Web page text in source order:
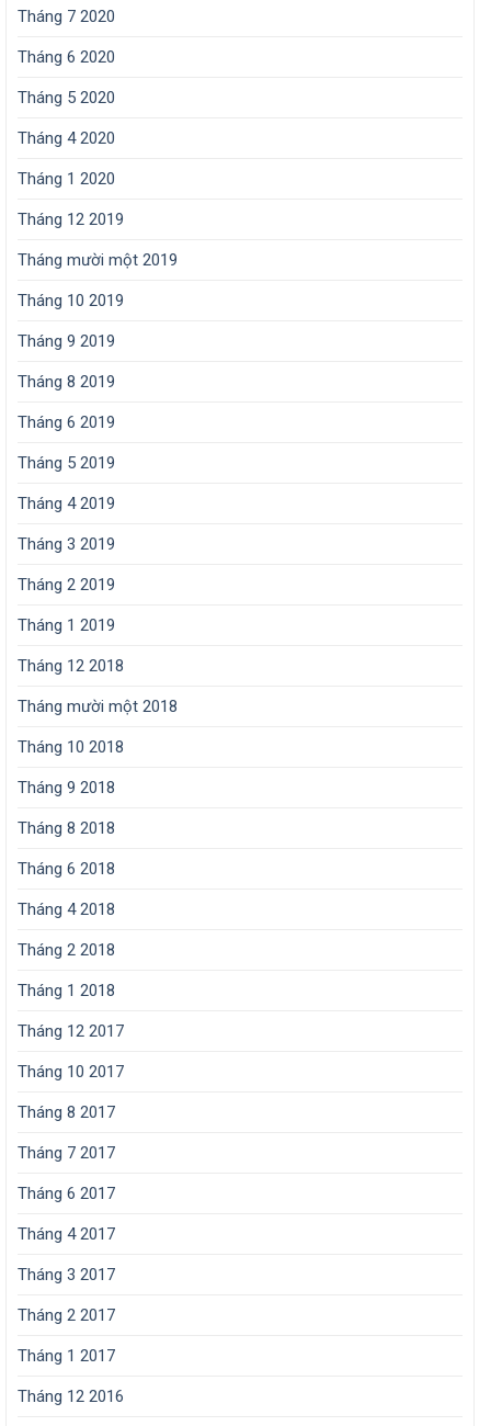
Tháng 7 2020
Tháng 6 2020
Tháng 5 2020
Tháng 4 2020
Tháng 1 2020
Tháng 12 2019
Tháng mười một 2019
Tháng 10 2019
Tháng 9 2019
Tháng 8 2019
Tháng 6 2019
Tháng 5 2019
Tháng 4 2019
Tháng 3 2019
Tháng 2 2019
Tháng 1 2019
Tháng 12 2018
Tháng mười một 2018
Tháng 10 2018
Tháng 9 2018
Tháng 8 2018
Tháng 6 2018
Tháng 4 2018
Tháng 2 2018
Tháng 1 2018
Tháng 12 2017
Tháng 10 2017
Tháng 8 2017
Tháng 7 2017
Tháng 6 2017
Tháng 4 2017
Tháng 3 2017
Tháng 2 2017
Tháng 1 2017
Tháng 12 2016